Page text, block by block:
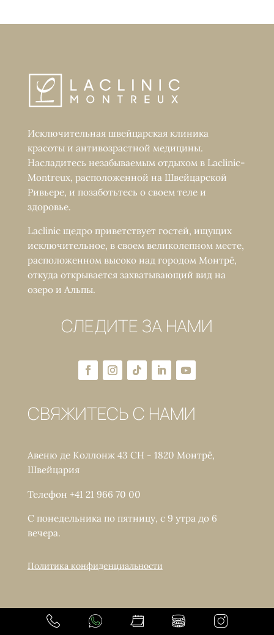
Исключительная швейцарская клиника
красоты и антивозрастной медицины.
Насладитесь незабываемым отдыхом в Laclinic-
Montreux, расположенной на Швейцарской
Ривьере, и позаботьтесь о своем теле и
здоровье.
Laclinic щедро приветствует гостей, ищущих
исключительное, в своем великолепном месте,
расположенном высоко над городом Монтрё,
откуда открывается захватывающий вид на
озеро и Альпы.
СЛЕДИТЕ ЗА НАМИ
СВЯЖИТЕСЬ С НАМИ
Авеню де Коллонж 43 CH - 1820 Монтрё,
Швейцария
Телефон +41 21 966 70 00
С понедельника по пятницу, с 9 утра до 6
вечера.
Политика конфиденциальности
Copyright © LACLINIC - Все права защищены.